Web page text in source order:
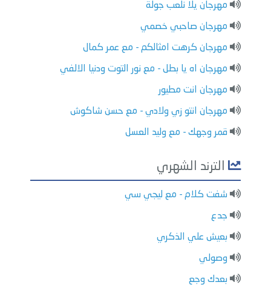
مهرجان يلا نلعب جولة
مهرجان صاحبي خصمي
مهرجان كرهت امثالكم - مع عمر كمال
مهرجان اه يا بطل - مع نور التوت ودنيا الالفي
مهرجان انت مطيور
مهرجان انتو زي ولادي - مع حسن شاكوش
قمر وجهك - مع وليد العسل
الترند الشهري
شفت كلام - مع ليجي سي
جدع
بعيش علي الذكري
وصولي
بعدك وجع